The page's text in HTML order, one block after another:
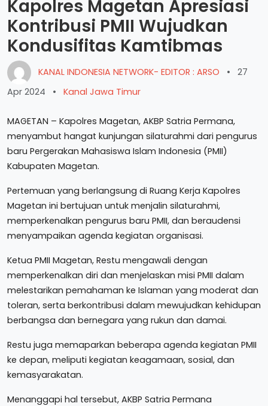
Kapolres Magetan Apresiasi
Kontribusi PMII Wujudkan
Kondusifitas Kamtibmas
KANAL INDONESIA NETWORK- EDITOR : ARSO •
27
Apr 2024
• Kanal Jawa Timur
MAGETAN – Kapolres Magetan, AKBP Satria Permana,
menyambut hangat kunjungan silaturahmi dari pengurus
baru Pergerakan Mahasiswa Islam Indonesia (PMII)
Kabupaten Magetan.
Pertemuan yang berlangsung di Ruang Kerja Kapolres
Magetan ini bertujuan untuk menjalin silaturahmi,
memperkenalkan pengurus baru PMII, dan beraudensi
menyampaikan agenda kegiatan organisasi.
Ketua PMII Magetan, Restu mengawali dengan
memperkenalkan diri dan menjelaskan misi PMII dalam
melestarikan pemahaman ke Islaman yang moderat dan
toleran, serta berkontribusi dalam mewujudkan kehidupan
berbangsa dan bernegara yang rukun dan damai.
Restu juga memaparkan beberapa agenda kegiatan PMII
ke depan, meliputi kegiatan keagamaan, sosial, dan
kemasyarakatan.
Menanggapi hal tersebut, AKBP Satria Permana